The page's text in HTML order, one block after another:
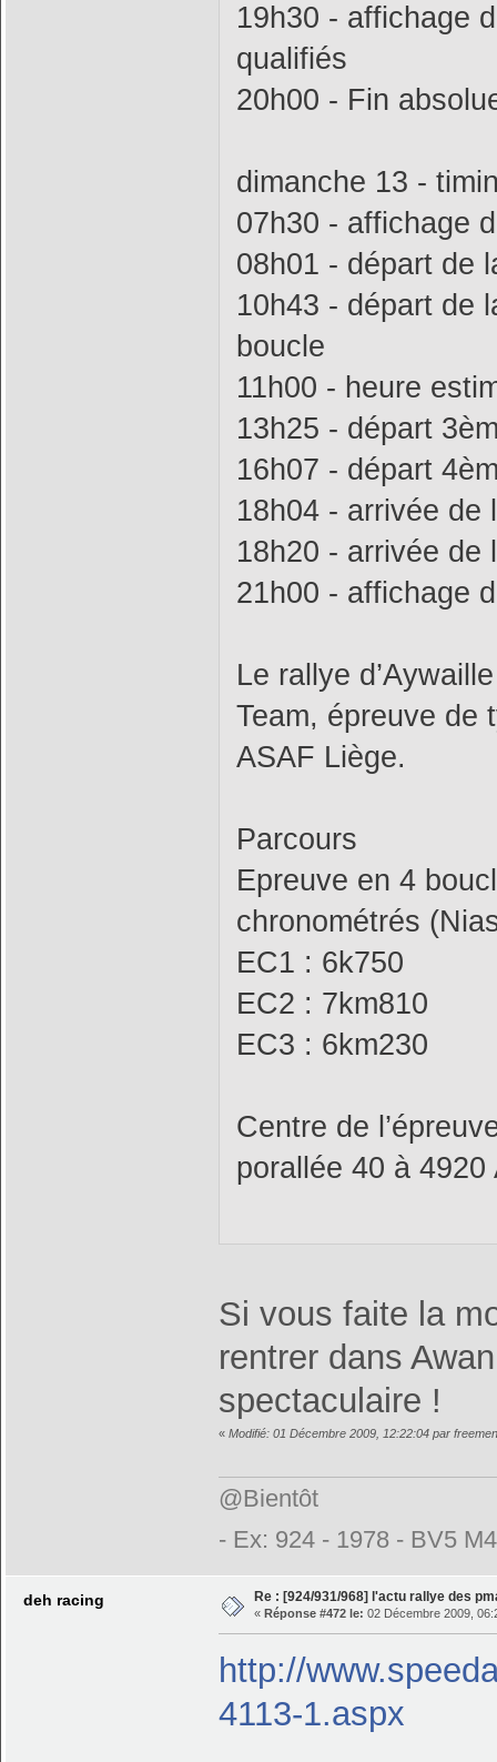
19h30 - affichage
qualifiés
20h00 - Fin
dimanche 13 -
07h30 - affichage
08h01 - départ de
10h43 - départ de
boucle
11h00 - heure
13h25 - départ
16h07 - départ
18h04 - arrivée de
18h20 - arrivée de
21h00 - affichage
Le rallye
Team, épreuve de
ASAF Liège.
Parcours
Epreuve en 4
chronométrés
EC1 : 6k750
EC2 : 7km810
EC3 : 6km230
Centre de
porallée 40 à 4920
Si vous faite la
rentrer dans
spectaculaire !
« Modifié: 01 Décembre 2009, 12:22:04 par freemen
@Bientôt
- Ex: 924 - 1978 - BV5
deh racing Re : [924/931/968] l'actu rallye des
« Réponse #472 le: 02 Décembre 2009,
http://
4113-1.aspx